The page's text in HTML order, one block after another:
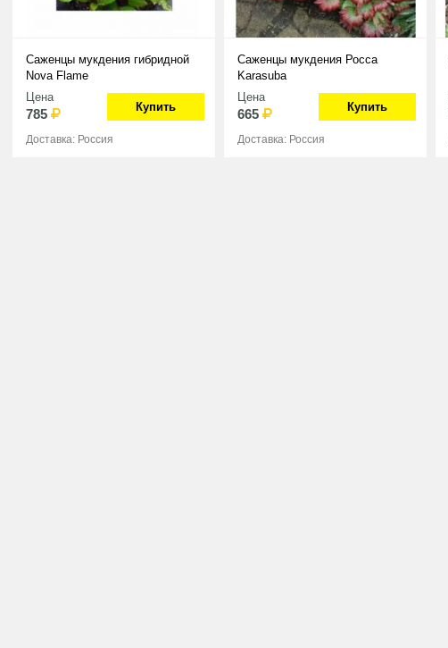
Саженцы мукдения гибридной
Nova Flame
Цена
785 Купить
Доставка: Россия
Саженцы мукдения Росса
Karasuba
Цена
665 Купить
Доставка: Россия